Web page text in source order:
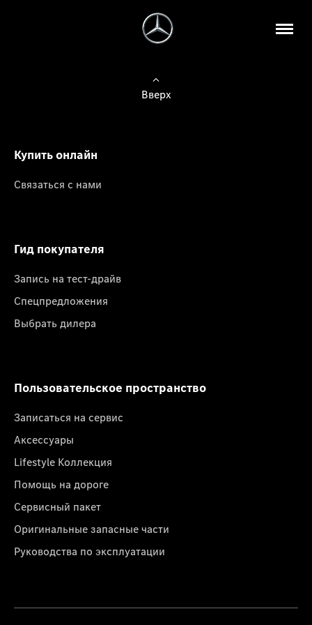
Вверх
Купить онлайн
Связаться с нами
Гид покупателя
Запись на тест-драйв
Спецпредложения
Выбрать дилера
Пользовательское пространство
Записаться на сервис
Аксессуары
Lifestyle Коллекция
Помощь на дороге
Сервисный пакет
Оригинальные запасные части
Руководства по эксплуатации